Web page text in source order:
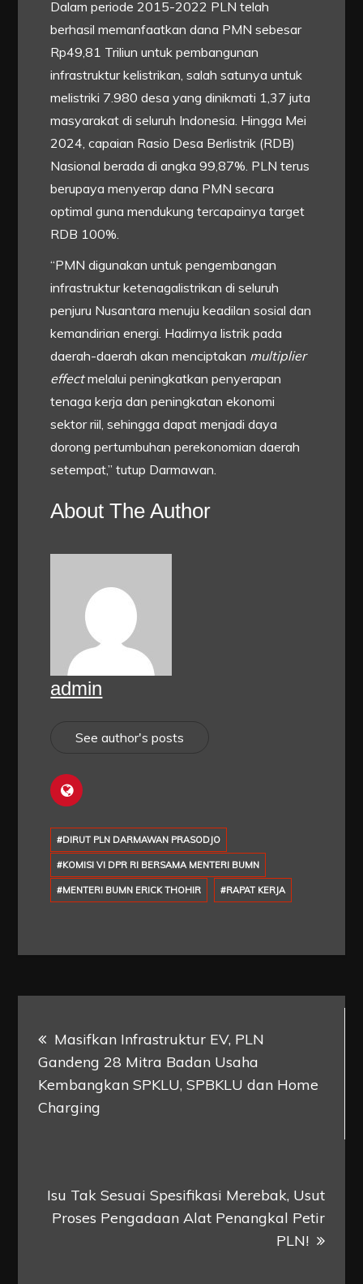
Dalam periode 2015-2022 PLN telah
berhasil memanfaatkan dana PMN sebesar
Rp49,81 Triliun untuk pembangunan
infrastruktur kelistrikan, salah satunya untuk
melistriki 7.980 desa yang dinikmati 1,37 juta
masyarakat di seluruh Indonesia. Hingga Mei
2024, capaian Rasio Desa Berlistrik (RDB)
Nasional berada di angka 99,87%. PLN terus
berupaya menyerap dana PMN secara
optimal guna mendukung tercapainya target
RDB 100%.
“PMN digunakan untuk pengembangan
infrastruktur ketenagalistrikan di seluruh
penjuru Nusantara menuju keadilan sosial dan
kemandirian energi. Hadirnya listrik pada
daerah-daerah akan menciptakan multiplier
effectmelalui peningkatkan penyerapan
tenaga kerja dan peningkatan ekonomi
sektor riil, sehingga dapat menjadi daya
dorong pertumbuhan perekonomian daerah
setempat,” tutup Darmawan.
About The Author
admin
See author's posts
#DIRUT PLN DARMAWAN PRASODJO
#KOMISI VI DPR RI BERSAMA MENTERI BUMN
#MENTERI BUMN ERICK THOHIR #RAPAT KERJA
navigation
Masifkan Infrastruktur EV, PLN
Gandeng 28 Mitra Badan Usaha
Kembangkan SPKLU, SPBKLU dan Home
Charging
Isu Tak Sesuai Spesifikasi Merebak, Usut
Proses Pengadaan Alat Penangkal Petir
PLN!